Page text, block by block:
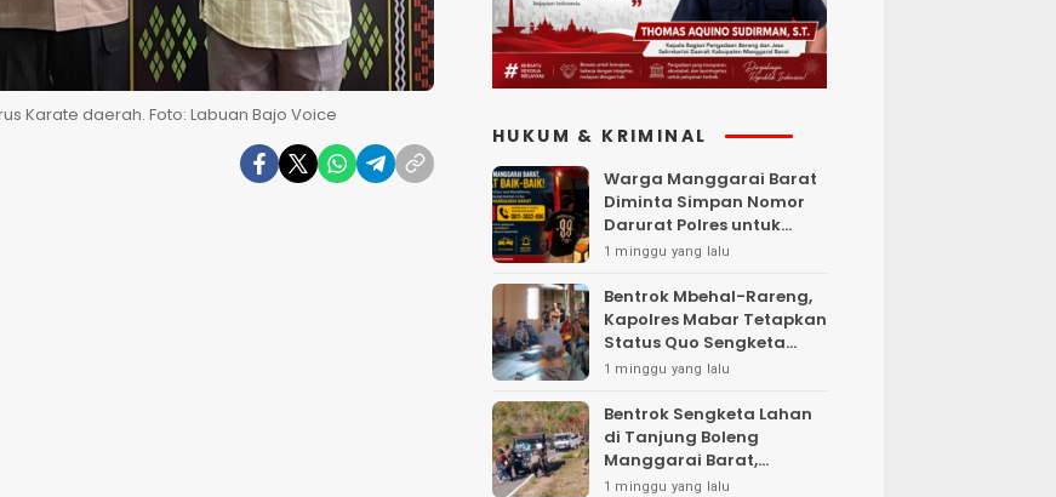
Karate daerah. Foto: Labuan Bajo Voice
HUKUM & KRIMINAL
Warga Manggarai Barat
Diminta Simpan Nomor
Darurat Polres untuk
Laporan Kamtibmas
1 minggu yang lalu
Bentrok Mbehal-Rareng,
Kapolres Mabar Tetapkan
Status Quo Sengketa
Lengkong Warang
1 minggu yang lalu
Bentrok Sengketa Lahan
di Tanjung Boleng
Manggarai Barat,
Kendaraan Dibakar
1 minggu yang lalu